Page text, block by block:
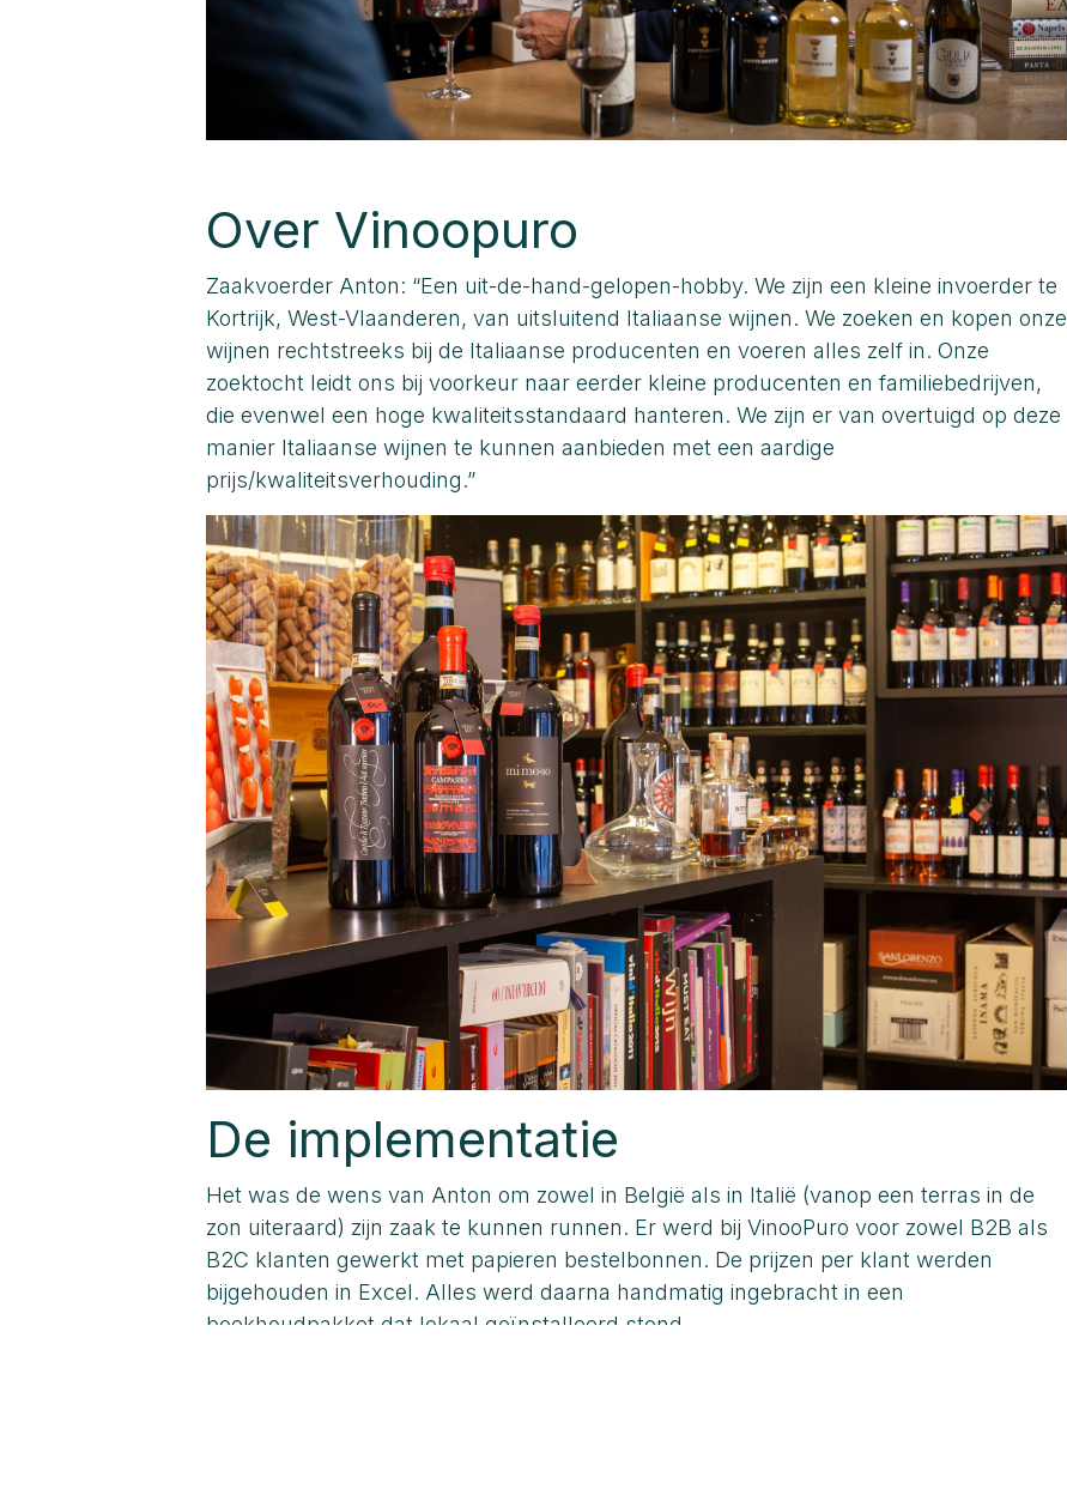
Over Vinoopuro
Zaakvoerder Anton: “Een uit-de-hand-gelopen-hobby. We zijn een kleine invoerder te
Kortrijk, West-Vlaanderen, van uitsluitend Italiaanse wijnen. We zoeken en kopen onze
wijnen rechtstreeks bij de Italiaanse producenten en voeren alles zelf in. Onze
zoektocht leidt ons bij voorkeur naar eerder kleine producenten en familiebedrijven,
die evenwel een hoge kwaliteitsstandaard hanteren. We zijn er van overtuigd op deze
manier Italiaanse wijnen te kunnen aanbieden met een aardige
prijs/kwaliteitsverhouding.”
De implementatie
Het was de wens van Anton om zowel in België als in Italië (vanop een terras in de
zon uiteraard) zijn zaak te kunnen runnen. Er werd bij VinooPuro voor zowel B2B als
B2C klanten gewerkt met papieren bestelbonnen. De prijzen per klant werden
bijgehouden in Excel. Alles werd daarna handmatig ingebracht in een
boekhoudpakket dat lokaal geïnstalleerd stond.